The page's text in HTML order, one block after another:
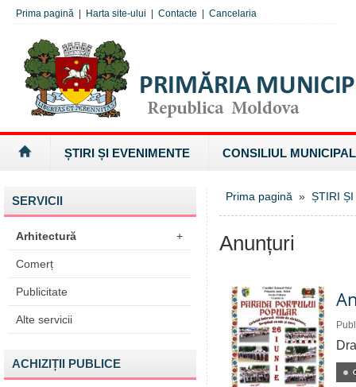
Prima pagină Harta site-ului Contacte Cancelaria
ȘTIRI ȘI EVENIMENTE CONSILIUL MUNICIPAL
SERVICII
Arhitectură +
Comerț
Publicitate
Alte servicii
ACHIZIȚII PUBLICE
Prima pagină » ȘTIRI
Anunțuri